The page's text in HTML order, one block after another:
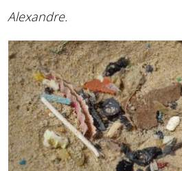
Alexandre.